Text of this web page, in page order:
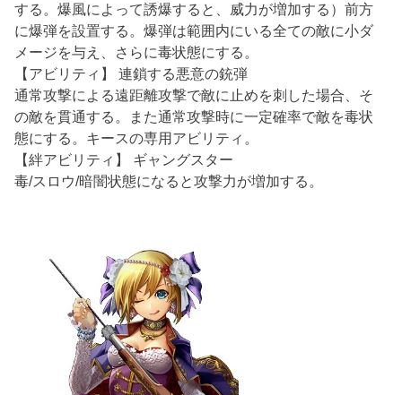
する。爆風によって誘爆すると、威力が増加する）前方
に爆弾を設置する。爆弾は範囲内にいる全ての敵に小ダ
メージを与え、さらに毒状態にする。
【アビリティ】 連鎖する悪意の銃弾
通常攻撃による遠距離攻撃で敵に止めを刺した場合、そ
の敵を貫通する。また通常攻撃時に一定確率で敵を毒状
態にする。キースの専用アビリティ。
【絆アビリティ】 ギャングスター
毒/スロウ/暗闇状態になると攻撃力が増加する。